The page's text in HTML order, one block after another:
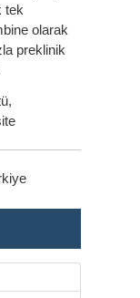
tek
olarak
preklinik